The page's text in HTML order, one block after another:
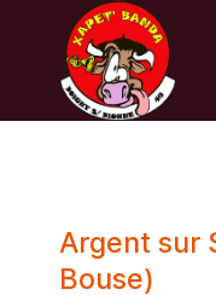
Argent sur
Bouse)